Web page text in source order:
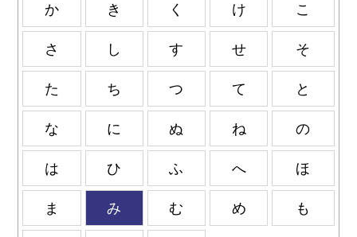
か き く け こ
さ し す せ そ
た ち つ て と
な に ぬ ね の
は ひ ふ へ ほ
ま み む め も